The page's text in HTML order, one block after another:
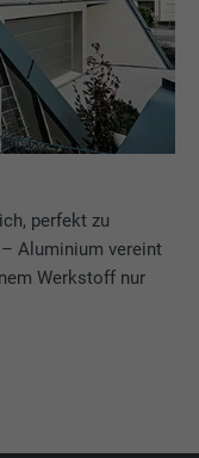
perfekt zu
Aluminium vereint
Werkstoff nur